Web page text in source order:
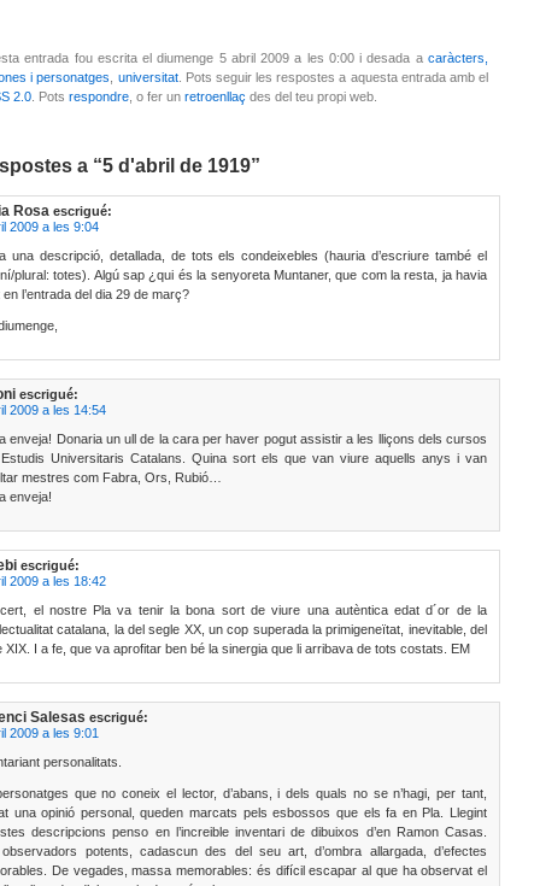
entrada fou escrita el diumenge 5 abril 2009 a les 0:00 i desada a caràcters,
i personatges
universitat. Pots seguir les respostes a aquesta entrada amb el
2.0 . Pots respondre , o fer un retroenllaç des del teu propi web.
a “5 d'abril de 1919”
Rosa escrigué:
2009 a les 9:04
una descripció, detallada, de tots els condeixebles (hauria d’escriure també el
plural: totes). Algú sap ¿qui és la senyoreta Muntaner, que com la resta, ja havia
l’entrada del dia 29 de març?
escrigué:
2009 a les 14:54
enveja! Donaria un ull de la cara per haver pogut assistir a les lliçons dels cursos
Universitaris Catalans. Quina sort els que van viure aquells anys i van
mestres com Fabra, Ors, Rubió…
enveja!
escrigué:
2009 a les 18:42
el nostre Pla va tenir la bona sort de viure una autèntica edat d´or de la
catalana, la del segle XX, un cop superada la primigeneïtat, inevitable, del
XIX. I a fe, que va aprofitar ben bé la sinergia que li arribava de tots costats. EM
Salesas escrigué:
2009 a les 9:01
personalitats.
que no coneix el lector, d’abans, i dels quals no se n’hagi, per tant,
una opinió personal, queden marcats pels esbossos que els fa en Pla. Llegint
descripcions penso en l’increible inventari de dibuixos d’en Ramon Casas.
potents, cadascun des del seu art, d’ombra allargada, d’efectes
De vegades, massa memorables: és difícil escapar al que ha observat el